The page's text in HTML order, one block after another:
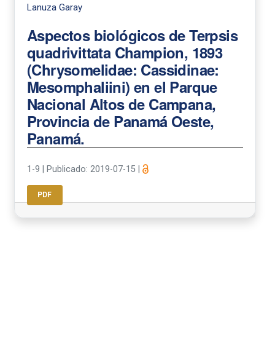
Lanuza Garay
Aspectos biológicos de Terpsis
quadrivittata Champion, 1893
(Chrysomelidae: Cassidinae:
Mesomphaliini) en el Parque
Nacional Altos de Campana,
Provincia de Panamá Oeste,
Panamá.
1-9 Publicado: 2019-07-15
PDF